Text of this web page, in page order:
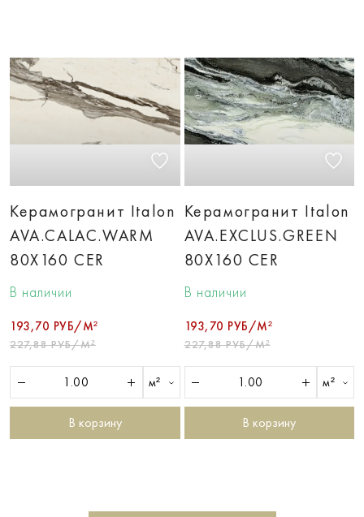
Керамогранит Italon
AVA.CALAC.WARM
80X160 CER
В наличии
193,70 РУБ/М²
227,88 РУБ/М²
м²
В корзину
Керамогранит Italon
AVA.EXCLUS.GREEN
80X160 CER
В наличии
193,70 РУБ/М²
227,88 РУБ/М²
м²
В корзину